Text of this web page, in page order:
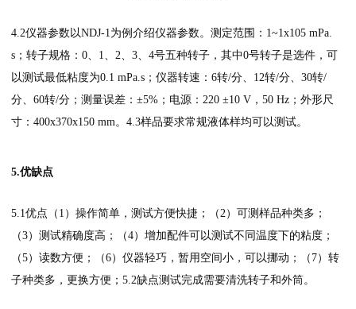
4.2仪器参数以NDJ-1为例介绍仪器参数。测定范围：1~1x105 mPa.
s；转子规格：0、1、2、3、4号五种转子，其中0号转子是选件，可
以测试最低粘度为0.1 mPa.s；仪器转速：6转/分、12转/分、30转/
分、60转/分；测量误差：±5%；电源：220 ±10 V，50 Hz；外形尺
寸：400x370x150 mm。4.3样品要求常规液体样均可以测试。
5.优缺点
5.1优点（1）操作简单，测试方便快捷；（2）可测样品种类多；
（3）测试精确度高；（4）增加配件可以测试不同温度下的粘度；
（5）读数方便；（6）仪器轻巧，暂用空间小，可以挪动；（7）转
子种类多，更换方便；5.2缺点测试完成需要清洗转子和外筒。